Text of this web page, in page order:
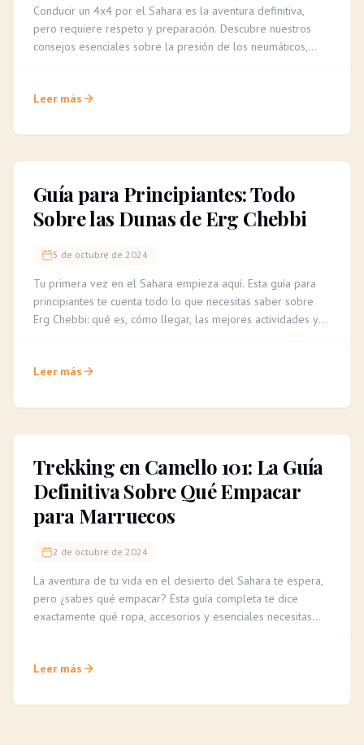
Conducir un 4x4 por el Sahara es la aventura definitiva,
pero requiere respeto y preparación. Descubre nuestros
consejos esenciales sobre la presión de los neumáticos,
Leer más
Guía para Principiantes: Todo
Sobre las Dunas de Erg Chebbi
5 de octubre de 2024
Tu primera vez en el Sahara empieza aquí. Esta guía para
principiantes te cuenta todo lo que necesitas saber sobre
Erg Chebbi: qué es, cómo llegar, las mejores actividades y
Leer más
Trekking en Camello 101: La Guía
Definitiva Sobre Qué Empacar
para Marruecos
2 de octubre de 2024
La aventura de tu vida en el desierto del Sahara te espera,
pero ¿sabes qué empacar? Esta guía completa te dice
exactamente qué ropa, accesorios y esenciales necesitas
Leer más